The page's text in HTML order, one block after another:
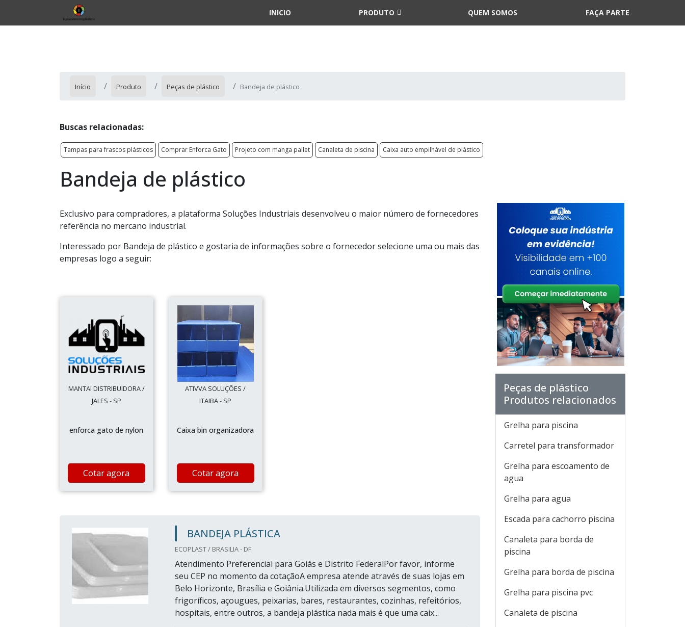
INICIO PRODUTO QUEM SOMOS FAÇA PARTE
Início Produto Peças de plástico Bandeja de plástico
Buscas relacionadas:
Tampas para frascos plásticos Comprar Enforca Gato Projeto com manga pallet Canaleta de piscina Caixa auto empilhável de plástico
Bandeja de plástico
Exclusivo para compradores, a plataforma Soluções Industriais desenvolveu o maior número de fornecedores
referência no mercano industrial.
Interessado por Bandeja de plástico e gostaria de informações sobre o fornecedor selecione uma ou mais das
empresas logo a seguir:
MANTAI DISTRIBUIDORA /
JALES - SP
enforca gato de nylon
Cotar agora
ATIVVA SOLUÇÕES /
ITAIBA - SP
Caixa bin organizadora
Cotar agora
BANDEJA PLÁSTICA
ECOPLAST / BRASILIA - DF
Atendimento Preferencial para Goiás e Distrito FederalPor favor, informe
seu CEP no momento da cotaçãoA empresa atende através de suas lojas em
Belo Horizonte, Brasília e Goiânia.Utilizada em diversos segmentos, como
frigoríficos, açougues, peixarias, bares, restaurantes, cozinhas, refeitórios,
hospitais, entre outros, a bandeja plástica nada mais é que uma caix...
Peças de plástico
Produtos relacionados
Grelha para piscina
Carretel para transformador
Grelha para escoamento de
agua
Grelha para agua
Escada para cachorro piscina
Canaleta para borda de
piscina
Grelha para borda de piscina
Grelha para piscina pvc
Canaleta de piscina